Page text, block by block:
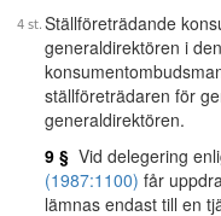
Ställföreträdande
generaldirektören i
ställföreträdaren för
generaldirektören.
9 § Vid delegering
(1987:1100) får
lämnas endast till en